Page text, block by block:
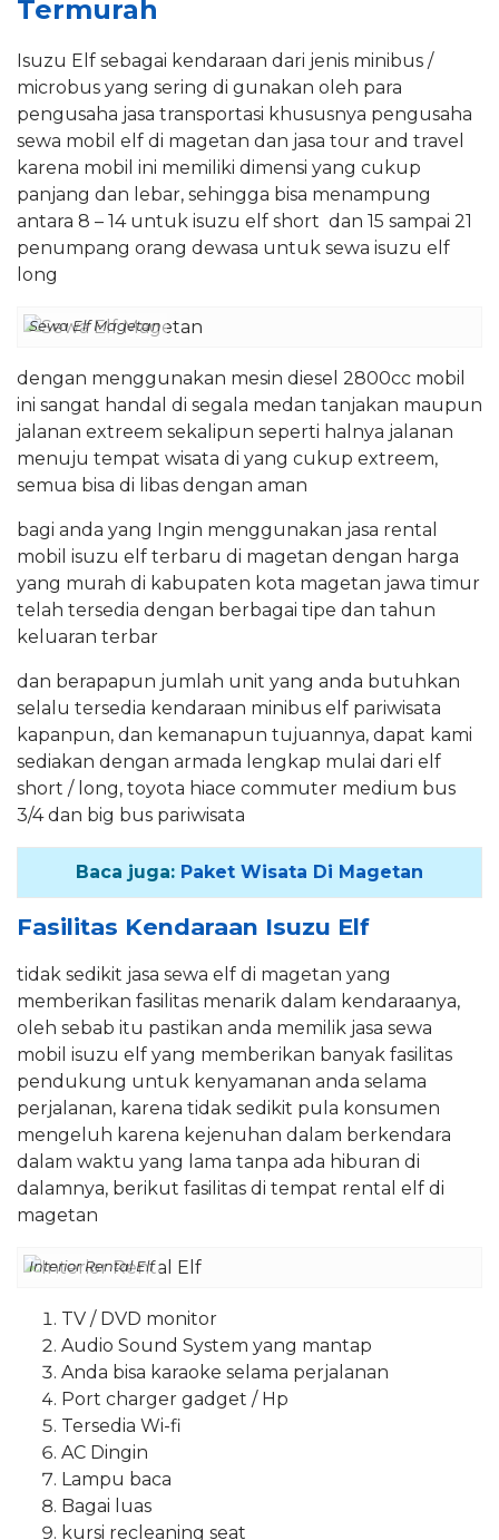
Termurah
Isuzu Elf sebagai kendaraan dari jenis minibus /
microbus yang sering di gunakan oleh para
pengusaha jasa transportasi khususnya pengusaha
sewa mobil elf di magetan dan jasa tour and travel
karena mobil ini memiliki dimensi yang cukup
panjang dan lebar, sehingga bisa menampung
antara 8 – 14 untuk isuzu elf short dan 15 sampai 21
penumpang orang dewasa untuk sewa isuzu elf
long
Sewa Elf Magetan
dengan menggunakan mesin diesel 2800cc mobil
ini sangat handal di segala medan tanjakan maupun
jalanan extreem sekalipun seperti halnya jalanan
menuju tempat wisata di yang cukup extreem,
semua bisa di libas dengan aman
bagi anda yang Ingin menggunakan jasa rental
mobil isuzu elf terbaru di magetan dengan harga
yang murah di kabupaten kota magetan jawa timur
telah tersedia dengan berbagai tipe dan tahun
keluaran terbar
dan berapapun jumlah unit yang anda butuhkan
selalu tersedia kendaraan minibus elf pariwisata
kapanpun, dan kemanapun tujuannya, dapat kami
sediakan dengan armada lengkap mulai dari elf
short / long, toyota hiace commuter medium bus
3/4 dan big bus pariwisata
Baca juga: Paket Wisata Di Magetan
Fasilitas Kendaraan Isuzu Elf
tidak sedikit jasa sewa elf di magetan yang
memberikan fasilitas menarik dalam kendaraanya,
oleh sebab itu pastikan anda memilik jasa sewa
mobil isuzu elf yang memberikan banyak fasilitas
pendukung untuk kenyamanan anda selama
perjalanan, karena tidak sedikit pula konsumen
mengeluh karena kejenuhan dalam berkendara
dalam waktu yang lama tanpa ada hiburan di
dalamnya, berikut fasilitas di tempat rental elf di
magetan
Interior Rental Elf
TV / DVD monitor
Audio Sound System yang mantap
Anda bisa karaoke selama perjalanan
Port charger gadget / Hp
Tersedia Wi-fi
AC Dingin
Lampu baca
Bagai luas
kursi recleaning seat